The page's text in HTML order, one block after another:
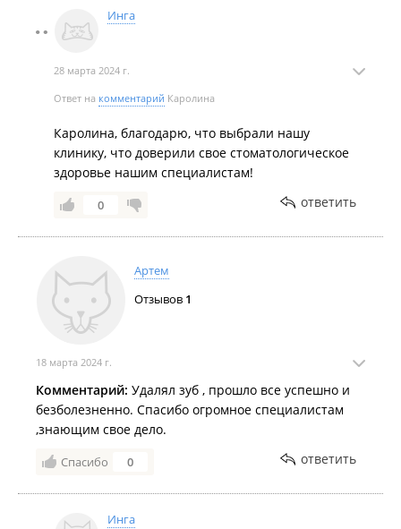
Инга
28 марта 2024 г.
Ответ на комментарий Каролина
Каролина, благодарю, что выбрали нашу
клинику, что доверили свое стоматологическое
здоровье нашим специалистам!
0 ответить
Артем
Отзывов 1
18 марта 2024 г.
Комментарий: Удалял зуб , прошло все успешно и
безболезненно. Спасибо огромное специалистам
,знающим свое дело.
Спасибо 0 ответить
Инга